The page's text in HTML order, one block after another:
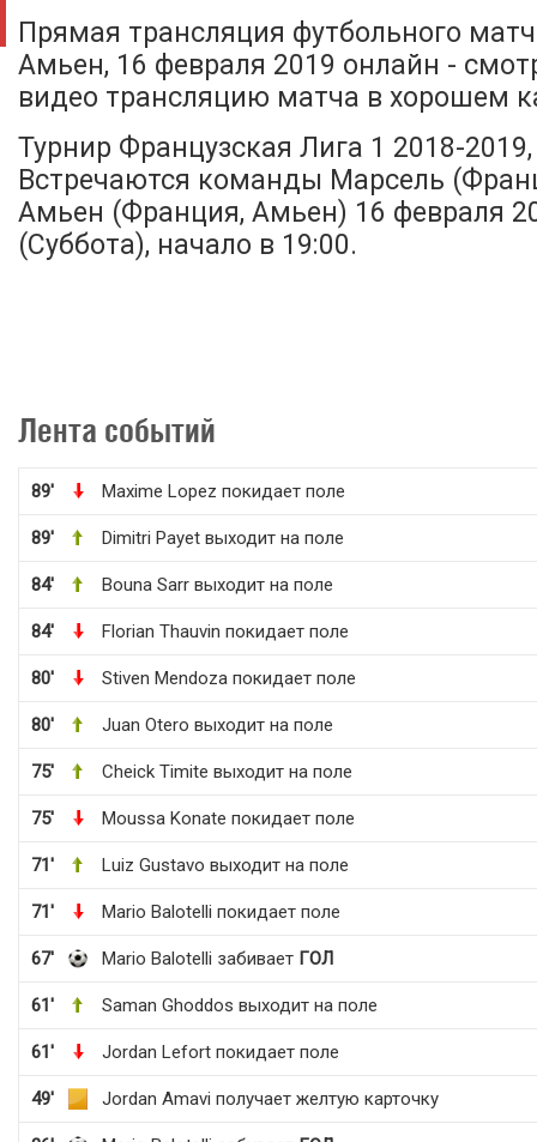
Прямая трансляция футбольного
Амьен, 16 февраля 2019 онлайн -
видео трансляцию матча в хорошем
Турнир Французская Лига 1 2018-2019,
Встречаются команды Марсель
Амьен (Франция, Амьен) 16 февраля
(Суббота), начало в 19:00.
Лента событий
89' Maxime Lopez покидает поле
89' Dimitri Payet выходит на поле
84' Bouna Sarr выходит на поле
84' Florian Thauvin покидает поле
80' Stiven Mendoza покидает поле
80' Juan Otero выходит на поле
75' Cheick Timite выходит на поле
75' Moussa Konate покидает поле
71' Luiz Gustavo выходит на поле
71' Mario Balotelli покидает поле
67' Mario Balotelli забивает ГОЛ
61' Saman Ghoddos выходит на поле
61' Jordan Lefort покидает поле
49' Jordan Amavi получает желтую карточку